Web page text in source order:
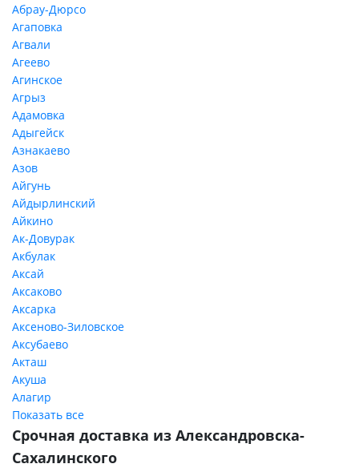
Абрау-Дюрсо
Агаповка
Агвали
Агеево
Агинское
Агрыз
Адамовка
Адыгейск
Азнакаево
Азов
Айгунь
Айдырлинский
Айкино
Ак-Довурак
Акбулак
Аксай
Аксаково
Аксарка
Аксеново-Зиловское
Аксубаево
Акташ
Акуша
Алагир
Показать все
Срочная доставка из Александровска-
Сахалинского